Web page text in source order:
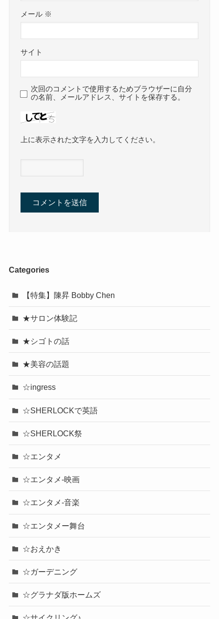
メール ※
サイト
次回のコメントで使用するためブラウザーに自分
の名前、メールアドレス、サイトを保存する。
上に表示された文字を入力してください。
Categories
【特集】陳昇 Bobby Chen
★サロン体験記
★シゴトの話
★美容の話題
☆ingress
☆SHERLOCKで英語
☆SHERLOCK祭
☆エンタメ
☆エンタメ-映画
☆エンタメ-音楽
☆エンタメー舞台
☆おえかき
☆ガーデニング
☆グラナダ版ホームズ